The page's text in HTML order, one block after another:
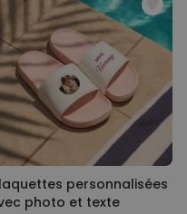
personnalisées
photo et texte